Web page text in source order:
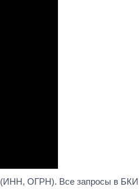
(ИНН, ОГРН). Все запросы в БКИ